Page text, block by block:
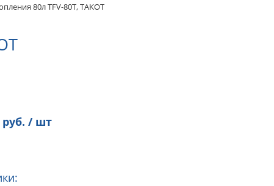
80л TFV-80T, TAKOT
руб. / шт